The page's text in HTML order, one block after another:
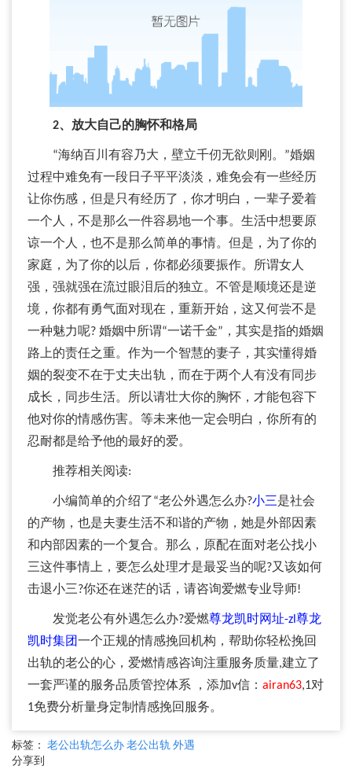
2、放大自己的胸怀和格局
“海纳百川有容乃大，壁立千仞无欲则刚。”婚姻
过程中难免有一段日子平平淡淡，难免会有一些经历
让你伤感，但是只有经历了，你才明白，一辈子爱着
一个人，不是那么一件容易地一个事。生活中想要原
谅一个人，也不是那么简单的事情。但是，为了你的
家庭，为了你的以后，你都必须要振作。所谓女人
强，强就强在流过眼泪后的独立。不管是顺境还是逆
境，你都有勇气面对现在，重新开始，这又何尝不是
一种魅力呢? 婚姻中所谓“一诺千金”，其实是指的婚姻
路上的责任之重。作为一个智慧的妻子，其实懂得婚
姻的裂变不在于丈夫出轨，而在于两个人有没有同步
成长，同步生活。所以请壮大你的胸怀，才能包容下
他对你的情感伤害。等未来他一定会明白，你所有的
忍耐都是给予他的最好的爱。
推荐相关阅读:
小编简单的介绍了“老公外遇怎么办?小三是社会
的产物，也是夫妻生活不和谐的产物，她是外部因素
和内部因素的一个复合。那么，原配在面对老公找小
三这件事情上，要怎么处理才是最妥当的呢?又该如何
击退小三?你还在迷茫的话，请咨询爱燃专业导师!
发觉老公有外遇怎么办?爱燃尊龙凯时网址-zl尊龙
凯时集团一个正规的情感挽回机构，帮助你轻松挽回
出轨的老公的心，爱燃情感咨询注重服务质量,建立了
一套严谨的服务品质管控体系 ，添加v信： airan63,1对
1免费分析量身定制情感挽回服务。
标签： 老公出轨怎么办 老公出轨 外遇
分享到